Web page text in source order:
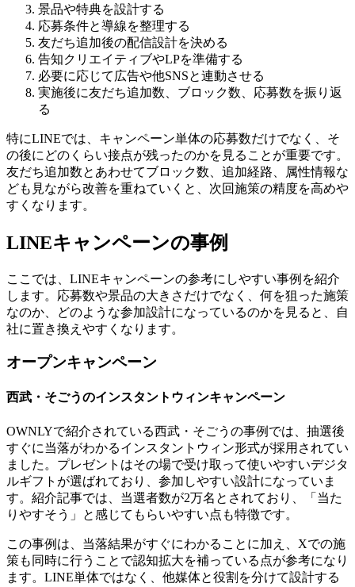
景品や特典を設計する
応募条件と導線を整理する
友だち追加後の配信設計を決める
告知クリエイティブやLPを準備する
必要に応じて広告や他SNSと連動させる
実施後に友だち追加数、ブロック数、応募数を振り返
る
特にLINEでは、キャンペーン単体の応募数だけでなく、そ
の後にどのくらい接点が残ったのかを見ることが重要です。
友だち追加数とあわせてブロック数、追加経路、属性情報な
ども見ながら改善を重ねていくと、次回施策の精度を高めや
すくなります。
LINEキャンペーンの事例
ここでは、LINEキャンペーンの参考にしやすい事例を紹介
します。応募数や景品の大きさだけでなく、何を狙った施策
なのか、どのような参加設計になっているのかを見ると、自
社に置き換えやすくなります。
オープンキャンペーン
西武・そごうのインスタントウィンキャンペーン
OWNLYで紹介されている西武・そごうの事例では、抽選後
すぐに当落がわかるインスタントウィン形式が採用されてい
ました。プレゼントはその場で受け取って使いやすいデジタ
ルギフトが選ばれており、参加しやすい設計になっていま
す。紹介記事では、 当選者数が2万名 とされており、「当た
りやすそう」と感じてもらいやすい点も特徴です。
この事例は、当落結果がすぐにわかることに加え、Xでの施
策も同時に行うことで認知拡大を補っている点が参考になり
ます。LINE単体ではなく、他媒体と役割を分けて設計する